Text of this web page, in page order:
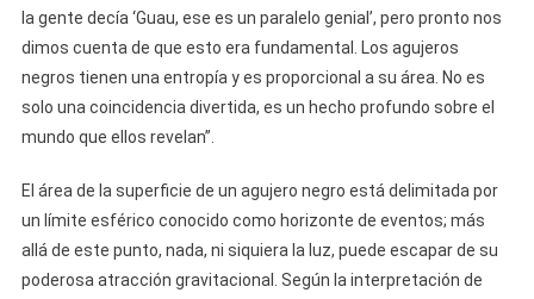
la gente decía ‘Guau, ese es un paralelo genial’, pero pronto nos
dimos cuenta de que esto era fundamental. Los agujeros
negros tienen una entropía y es proporcional a su área. No es
solo una coincidencia divertida, es un hecho profundo sobre el
mundo que ellos revelan”.
El área de la superficie de un agujero negro está delimitada por
un límite esférico conocido como horizonte de eventos; más
allá de este punto, nada, ni siquiera la luz, puede escapar de su
poderosa atracción gravitacional. Según la interpretación de